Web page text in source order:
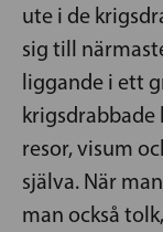
ute i de
sig till
liggande i ett
krigsdrabbade
resor, visum
själva. När
man också